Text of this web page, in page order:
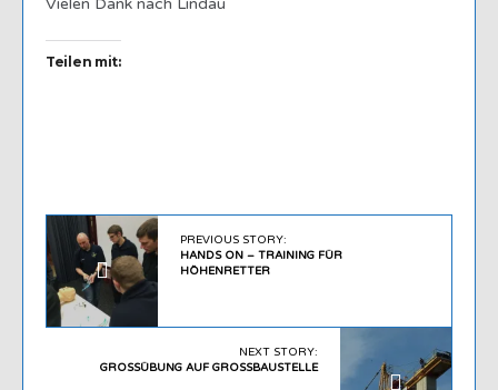
Vielen Dank nach Lindau
Teilen mit:
PREVIOUS STORY:
HANDS ON – TRAINING FÜR
HÖHENRETTER
NEXT STORY:
GROSSÜBUNG AUF GROSSBAUSTELLE